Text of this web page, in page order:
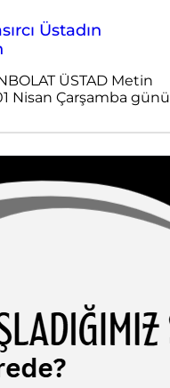
Üstadın
ÜSTAD Metin
01 Nisan Çarşamba günü